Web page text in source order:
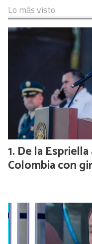
Lo más visto
De la
Colombia con